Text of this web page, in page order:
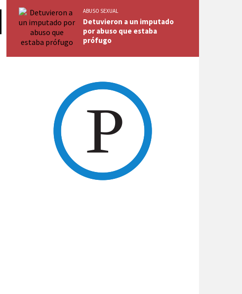
ABUSO SEXUAL
Detuvieron a un imputado
por abuso que estaba
prófugo